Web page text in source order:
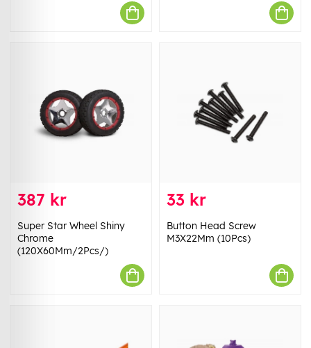
387 kr
Super Star Wheel Shiny
Chrome
(120X60Mm/2Pcs/)
33 kr
Button Head Screw
M3X22Mm (10Pcs)